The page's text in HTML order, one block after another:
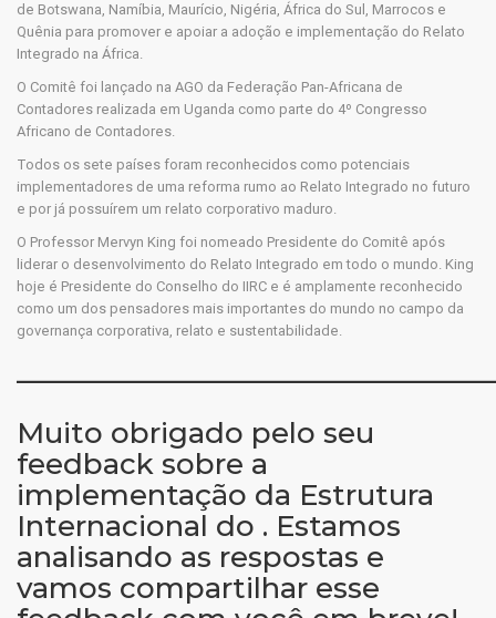
de Botswana, Namíbia, Maurício, Nigéria, África do Sul, Marrocos e
Quênia para promover e apoiar a adoção e implementação do Relato
Integrado na África.
O Comitê foi lançado na AGO da Federação Pan-Africana de
Contadores realizada em Uganda como parte do 4º Congresso
Africano de Contadores.
Todos os sete países foram reconhecidos como potenciais
implementadores de uma reforma rumo ao Relato Integrado no futuro
e por já possuírem um relato corporativo maduro.
O Professor Mervyn King foi nomeado Presidente do Comitê após
liderar o desenvolvimento do Relato Integrado em todo o mundo. King
hoje é Presidente do Conselho do IIRC e é amplamente reconhecido
como um dos pensadores mais importantes do mundo no campo da
governança corporativa, relato e sustentabilidade.
Muito obrigado pelo seu
feedback sobre a
implementação da Estrutura
Internacional do . Estamos
analisando as respostas e
vamos compartilhar esse